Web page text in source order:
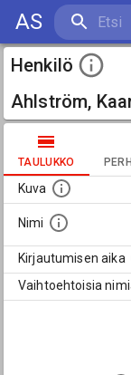
AS
Henkilö
Ahlström,
TAULUKKO
Kuva
Nimi
Kirjautumisen aika
Vaihtoehtoisia